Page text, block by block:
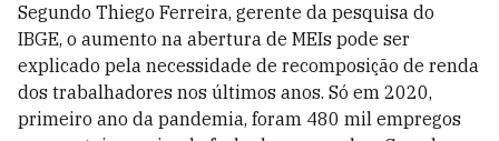
Segundo Thiego Ferreira, gerente da pesquisa do
IBGE, o aumento na abertura de MEIs pode ser
explicado pela necessidade de recomposição de renda
dos trabalhadores nos últimos anos. Só em 2020,
primeiro ano da pandemia, foram 480 mil empregos